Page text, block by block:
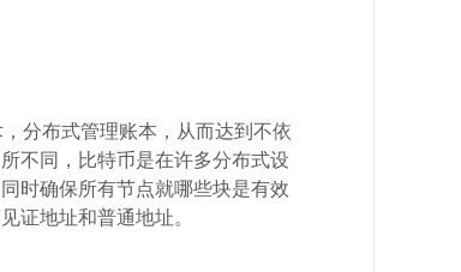
分布式管理账本，从而达到不依
不同，比特币是在许多分布式设
时确保所有节点就哪些块是有效
证地址和普通地址。